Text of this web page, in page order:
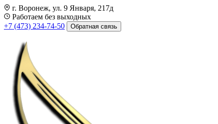
г. Воронеж, ул. 9 Января, 217д
Работаем без выходных
+7 (473) 234-74-50
Обратная связь